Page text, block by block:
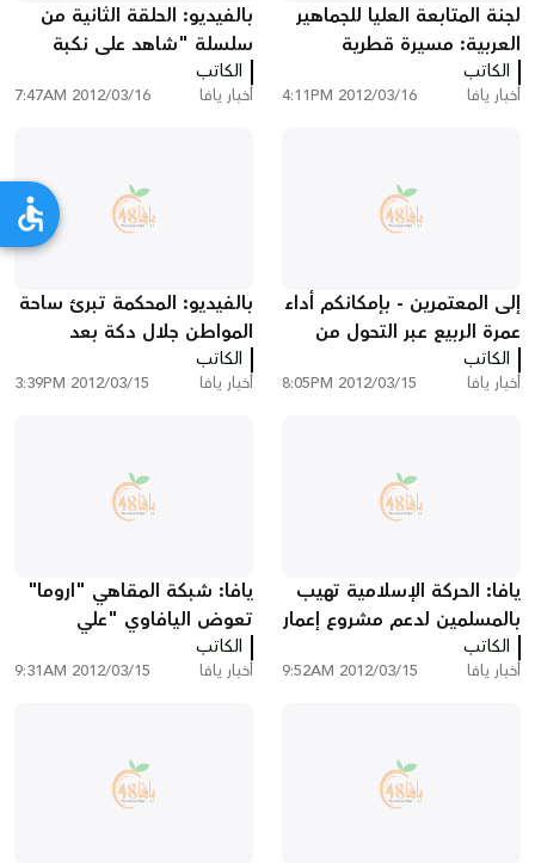
لجنة المتابعة العليا للجماهير
العربية: مسيرة قطرية
بذكرى يوم الأرض الخالد
الكاتب
أخبار يافا 2012/03/16 4:11PM
بالفيديو: الحلقة الثانية من
سلسلة "شاهد على نكبة
يافا" مع شهادة الحاج عطا
الله زينب من مواليد العجمي
الكاتب
أخبار يافا 2012/03/16 7:47AM
إلى المعتمرين - بإمكانكم أداء
عمرة الربيع عبر التحول من
السكن في الفنادق إلى
السكنات
الكاتب
أخبار يافا 2012/03/15 8:05PM
بالفيديو: المحكمة تبرئ ساحة
المواطن جلال دكة بعد
اتهامه بالإعتداء على رجال
الشرطة
الكاتب
أخبار يافا 2012/03/15 3:39PM
يافا: الحركة الإسلامية تهيب
بالمسلمين لدعم مشروع إعمار
مسجد في شقيب السلام في
النقب
الكاتب
أخبار يافا 2012/03/15 9:52AM
يافا: شبكة المقاهي "اروما"
تعوض اليافاوي "علي
عاشور" بعد فصله من العمل
على خلفية عنصرية
الكاتب
أخبار يافا 2012/03/15 9:31AM